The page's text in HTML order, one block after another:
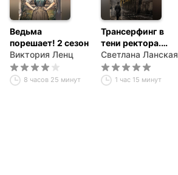
Ведьма
порешает! 2 сезон
Виктория Ленц
8 часов 25 минут
Трансерфинг в
тени ректора.
Книга первая.
Светлана Ланская
1 час 15 минут